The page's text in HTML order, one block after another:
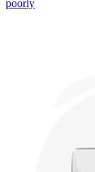
poorly